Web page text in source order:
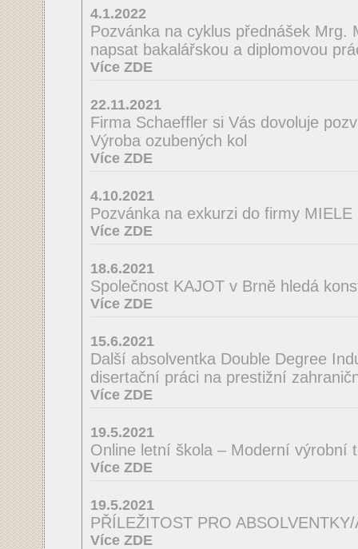
4.1.2022
Pozvánka na cyklus přednášek Mrg.
napsat bakalářskou a diplomovou
Více ZDE
22.11.2021
Firma Schaeffler si Vás dovoluje
Výroba ozubených kol
Více ZDE
4.10.2021
Pozvánka na exkurzi do firmy MIELE
Více ZDE
18.6.2021
Společnost KAJOT v Brně hledá
Více ZDE
15.6.2021
Další absolventka Double Degree
disertační práci na prestižní
Více ZDE
19.5.2021
Online letní škola – Moderní výrobní
Více ZDE
19.5.2021
PŘÍLEŽITOST PRO
Více ZDE